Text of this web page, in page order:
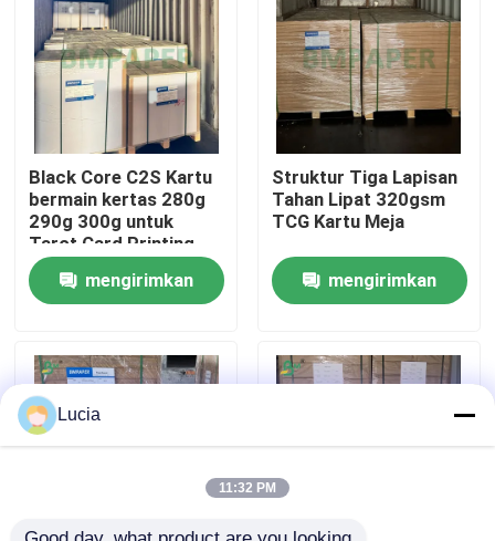
Tentang kita
Wisata pabrik
Kontrol kualitas
Hubungi kami
Semua Kasus
Kertas NCR tanpa karbon
Black Core C2S Kartu
bermain kertas 280g
290g 300g untuk
Tarot Card Printing
mengirimkan
Struktur Tiga Lapisan
Tahan Lipat 320gsm
TCG Kartu Meja
mengirimkan
Lucia
11:32 PM